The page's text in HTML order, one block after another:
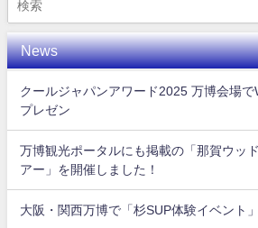
News
クールジャパンアワード2025 万博会場
プレゼン
万博観光ポータルにも掲載の「那賀ウッ
アー」を開催しました！
大阪・関西万博で「杉SUP体験イベント